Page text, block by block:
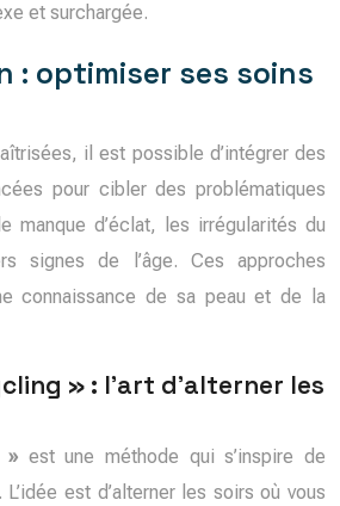
et surchargée.
: optimiser ses soins
il est possible d’intégrer des
pour cibler des problématiques
manque d’éclat, les irrégularités du
signes de l’âge. Ces approches
connaissance de sa peau et de la
» : l’art d’alterner les
»est une méthode qui s’inspire de
L’idée est d’alterner les soirs où vous